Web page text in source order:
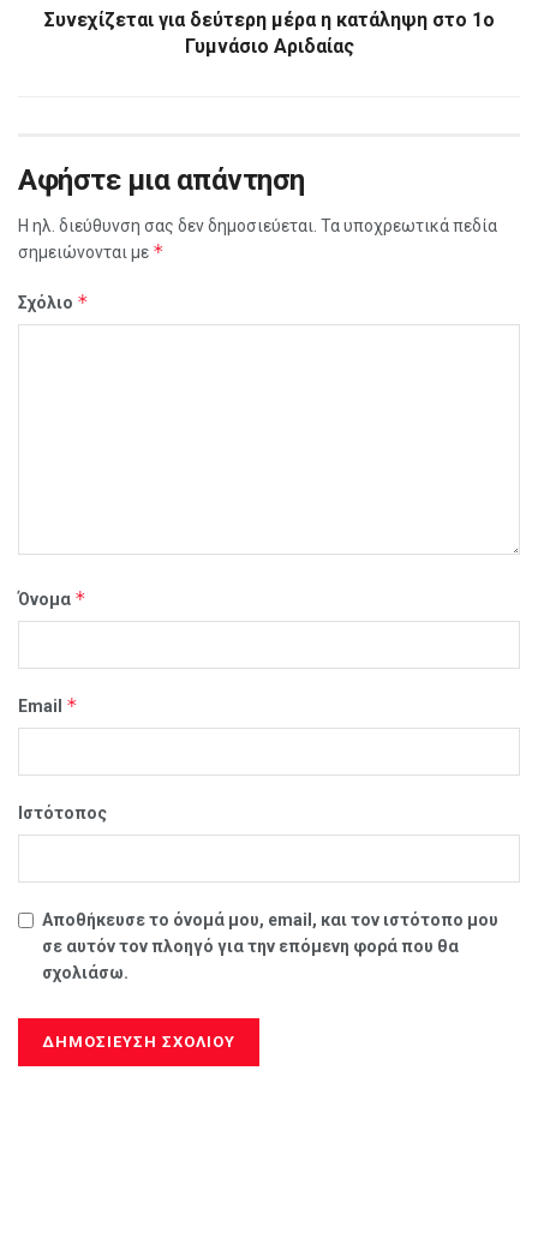
Συνεχίζεται για δεύτερη μέρα η κατάληψη στο 1ο
Γυμνάσιο Αριδαίας
Αφήστε μια απάντηση
Η ηλ. διεύθυνση σας δεν δημοσιεύεται. Τα υποχρεωτικά πεδία
σημειώνονται με *
Σχόλιο *
Όνομα *
Email *
Ιστότοπος
Αποθήκευσε το όνομά μου, email, και τον ιστότοπο μου
σε αυτόν τον πλοηγό για την επόμενη φορά που θα
σχολιάσω.